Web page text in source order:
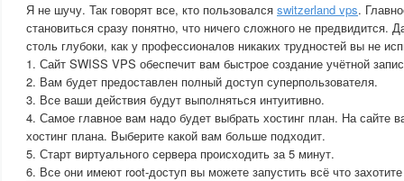
Я не шучу. Так говорят все, кто пользовался switzerland vps.
становиться сразу понятно, что ничего сложного не предвидится.
столь глубоки, как у профессионалов никаких трудностей вы не
1. Сайт SWISS VPS обеспечит вам быстрое создание учётной
2. Вам будет предоставлен полный доступ суперпользователя.
3. Все ваши действия будут выполняться интуитивно.
4. Самое главное вам надо будет выбрать хостинг план. На сайте
хостинг плана. Выберите какой вам больше подходит.
5. Старт виртуального сервера происходить за 5 минут.
6. Все они имеют root-доступ вы можете запустить всё что захотите